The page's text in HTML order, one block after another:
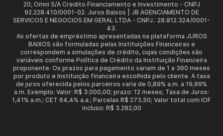
20, Omni S/A Credito Financiamento e Investimento - CNPJ
92.228.410/0001-02. Juros Baixos | JB AGENCIAMENTO DE
SERVICOS E NEGOCIOS EM GERAL LTDA - CNPJ.: 28.812.324/0001-
43.
As ofertas de empréstimo apresentadas na plataforma JUROS
BAIXOS são formuladas pelas Instituições Financeiras e
correspondem a simulações de crédito, cujas condições são
variáveis conforme Política de Crédito da Instituição Financeira
proponente. Os prazos para pagamento variam de 1 a 360 meses
por produto e Instituição financeira escolhida pelo cliente. A taxa
de juros oferecida pelos parceiros varia de 0,89% a.m. a 19,99%
a.m. Exemplo: Valor: R$ 3.000,00; prazo: 12 meses; Taxa de Juros:
1,41% a.m.; CET 64,4% a.a.; Parcelas R$ 273,50; Valor total com IOF
incluso: R$ 3.282,00